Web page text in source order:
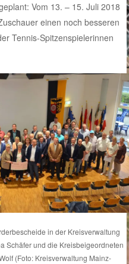
Vom 13. – 15. Juli 2018
einen noch besseren
Tennis-Spitzenspielerinnen
in der Kreisverwaltung
Schäfer und die Kreisbeigeordneten
(Foto: Kreisverwaltung Mainz-